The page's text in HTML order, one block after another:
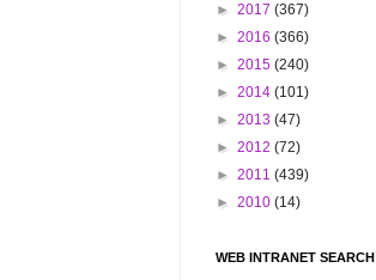
► 2017 (367)
► 2016 (366)
► 2015 (240)
► 2014 (101)
► 2013 (47)
► 2012 (72)
► 2011 (439)
► 2010 (14)
WEB INTRANET SEARCH